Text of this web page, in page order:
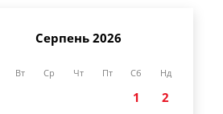
Серпень 2026
Вт Ср Чт Пт Сб Нд
1
2